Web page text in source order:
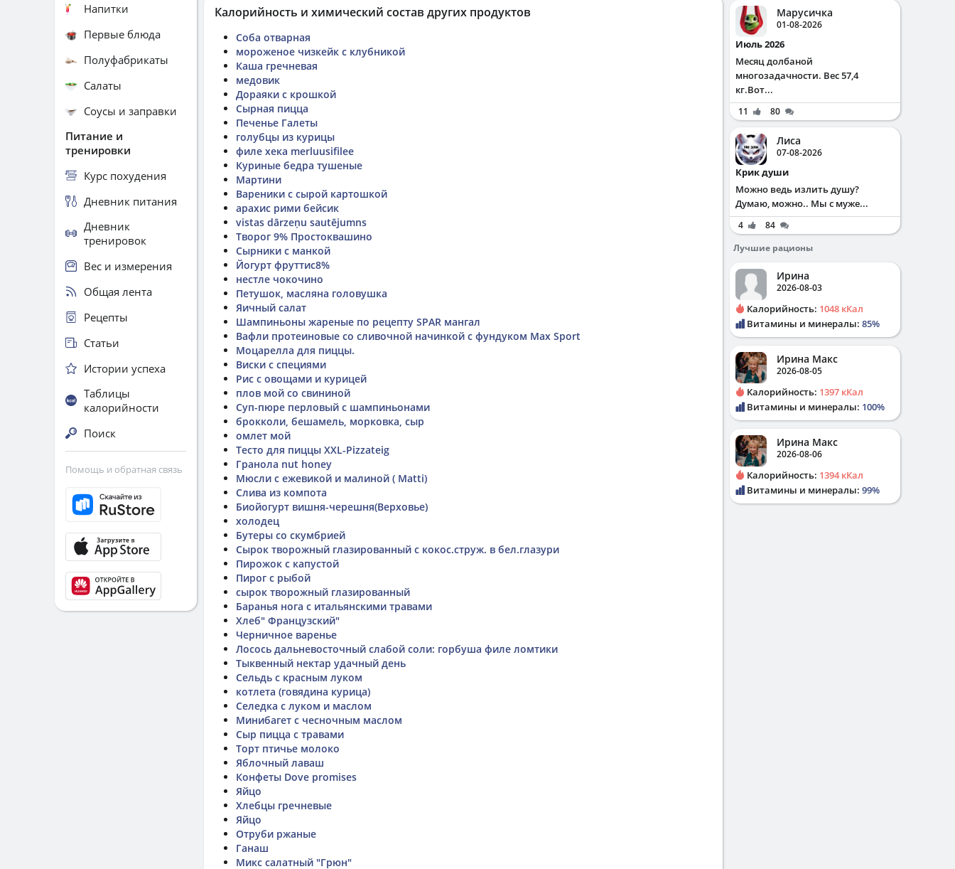
Калорийность и химический состав других продуктов
Соба отварная
мороженое чизкейк с клубникой
Каша гречневая
медовик
Дораяки с крошкой
Сырная пицца
Печенье Галеты
голубцы из курицы
филе хека merluusifilee
Куриные бедра тушеные
Мартини
Вареники с сырой картошкой
арахис рими бейсик
vistas dārzeņu sautējumns
Творог 9% Простоквашино
Сырники с манкой
Йогурт фруттис8%
нестле чокочино
Петушок, масляна головушка
Яичный салат
Шампиньоны жареные по рецепту SPAR мангал
Вафли протеиновые со сливочной начинкой с фундуком Max Sport
Моцарелла для пиццы.
Виски с специями
Рис с овощами и курицей
плов мой со свининой
Суп-пюре перловый с шампиньонами
брокколи, бешамель, морковка, сыр
омлет мой
Тесто для пиццы XXL-Pizzateig
Гранола nut honey
Мюсли с ежевикой и малиной ( Matti)
Слива из компота
Биойогурт вишня-черешня(Верховье)
холодец
Бутеры со скумбрией
Сырок творожный глазированный с кокос.струж. в бел.глазури
Пирожок с капустой
Пирог с рыбой
сырок творожный глазированный
Баранья нога с итальянскими травами
Хлеб" Французский"
Черничное варенье
Лосось дальневосточный слабой соли: горбуша филе ломтики
Тыквенный нектар удачный день
Сельдь с красным луком
котлета (говядина курица)
Селедка с луком и маслом
Минибагет с чесночным маслом
Сыр пицца с травами
Торт птичье молоко
Яблочный лаваш
Конфеты Dove promises
Яйцо
Хлебцы гречневые
Яйцо
Отруби ржаные
Ганаш
Микс салатный "Грюн"
Напитки
Первые блюда
Полуфабрикаты
Салаты
Соусы и заправки
Питание и
тренировки
Курс похудения
Дневник питания
Дневник
тренировок
Вес и измерения
Общая лента
Рецепты
Статьи
Истории успеха
Таблицы
калорийности
Поиск
Помощь и обратная связь
Марусичка
01-08-2026
Июль 2026
Месяц долбаной
многозадачности. Вес 57,4
кг.Вот...
11 80
Лиса
07-08-2026
Крик души
Можно ведь излить душу?
Думаю, можно.. Мы с муже...
4
84
Лучшие рационы
Ирина
2026-08-03
Калорийность: 1048 кКал
Витамины и минералы: 85%
Ирина Макс
2026-08-05
Калорийность: 1397 кКал
Витамины и минералы: 100%
Ирина Макс
2026-08-06
Калорийность: 1394 кКал
Витамины и минералы: 99%